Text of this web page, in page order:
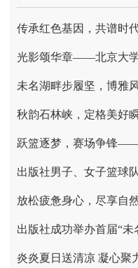
出版社男子、女子篮球
出版社成功举办首届“未
炎炎夏日送清凉 凝心聚